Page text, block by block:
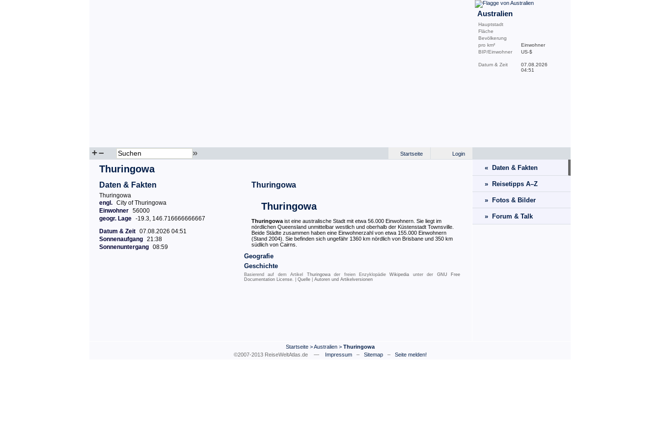
Australien
Hauptstadt
Fläche
Bevölkerung
pro km²
Einwohner
BIP/Einwohner
US-$
Datum & Zeit
07.08.2026
04:51
+– » Login
Startseite
Thuringowa
Daten & Fakten
Thuringowa
engl. City of Thuringowa
Einwohner 56000
geogr. Lage -19.3, 146.716666666667
Datum & Zeit 07.08.2026 04:51
Sonnenaufgang 21:38
Sonnenuntergang 08:59
Thuringowa
Thuringowa
Thuringowa ist eine australische Stadt mit etwa 56.000 Einwohnern. Sie liegt im
nördlichen Queensland unmittelbar westlich und oberhalb der Küstenstadt Townsville.
Beide Städte zusammen haben eine Einwohnerzahl von etwa 155.000 Einwohnern
(Stand 2004). Sie befinden sich ungefähr 1360 km nördlich von Brisbane und 350 km
südlich von Cairns.
Geografie
Geschichte
Basierend auf dem Artikel Thuringowader freien EnzyklopädieWikipedia unter der GNU Free
Documentation License. | Quelle Autoren und Artikelversionen
« Daten & Fakten
» Reisetipps A–Z
» Fotos & Bilder
» Forum & Talk
Startseite>Australien> Thuringowa
©2007-2013 ReiseWeltAtlas.de —
Impressum– Sitemap– Seite melden!